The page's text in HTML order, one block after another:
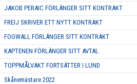
JAKOB PERAIC FÖRLÄNGER SITT KONTRAKT
FREIJ SKRIVER ETT NYTT KONTRAKT
FOGWALL FÖRLÄNGER SITT KONTRAKT
KAPTENEN FÖRLÄNGER SITT AVTAL
TOPPMÅLVAKT FORTSÄTTER I LUND
Skånemästare 2022